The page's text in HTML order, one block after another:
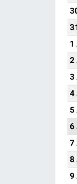
1
2
3
4
5
6
7
8
9